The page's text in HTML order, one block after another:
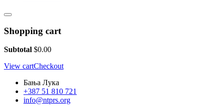
Shopping cart
Subtotal $0.00
View cartCheckout
Бања Лука
+387 51 810 721
info@ntprs.org